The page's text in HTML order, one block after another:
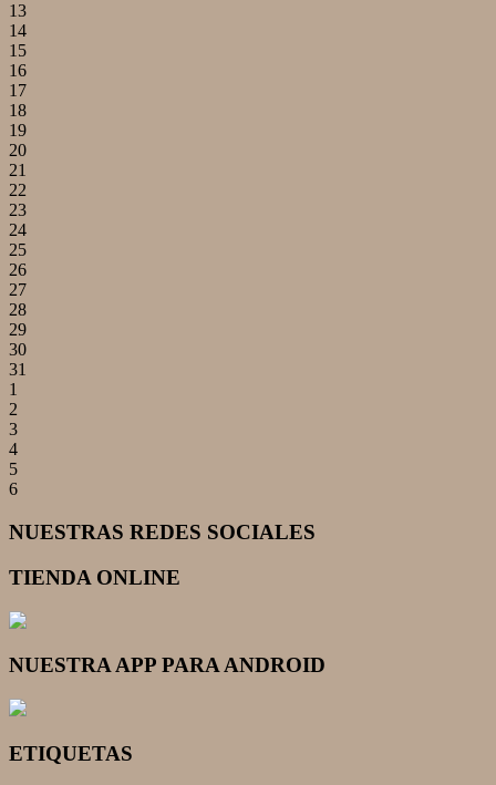
13
14
15
16
17
18
19
20
21
22
23
24
25
26
27
28
29
30
31
1
2
3
4
5
6
NUESTRAS REDES SOCIALES
TIENDA ONLINE
NUESTRA APP PARA ANDROID
ETIQUETAS